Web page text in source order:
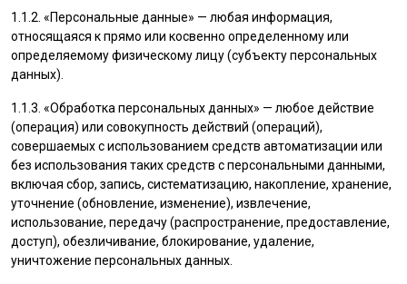
1.1.2. «Персональные данные» — любая информация,
относящаяся к прямо или косвенно определенному или
определяемому физическому лицу (субъекту персональных
данных).
1.1.3. «Обработка персональных данных» — любое действие
(операция) или совокупность действий (операций),
совершаемых с использованием средств автоматизации или
без использования таких средств с персональными данными,
включая сбор, запись, систематизацию, накопление, хранение,
уточнение (обновление, изменение), извлечение,
использование, передачу (распространение, предоставление,
доступ), обезличивание, блокирование, удаление,
уничтожение персональных данных.